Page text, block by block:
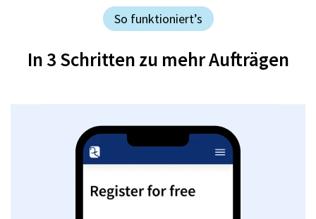
So funktioniert’s
In 3 Schritten zu mehr Aufträgen